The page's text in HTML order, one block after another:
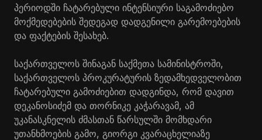
პერიოდში ჩატარებული ინტენსიური საგამოძიებო
მოქმედებების შედეგად დადგენილი გარემოებების
და ფაქტების შესახებ.
საქართველოს შინაგან საქმეთა სამინისტროში,
საქართველოს პროკურატურის ზედამხედველობით
ჩატარებული გამოძიებით დადგინდა, რომ დავით
დეკანოსიძემ და თორნიკე კაჭარავამ, ამ
უკანასკნელის ძმასთან წარსულში მომხდარი
უთანხმოების გამო, გიორგი კვარაცხელიაზე